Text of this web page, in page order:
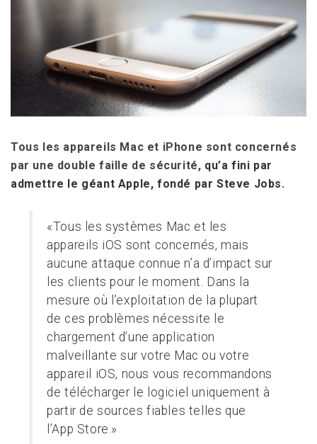
Tous les appareils Mac et iPhone sont concernés
par une double faille de sécurité, qu’a fini par
admettre le géant Apple, fondé par Steve Jobs.
«Tous les systèmes Mac et les
appareils iOS sont concernés, mais
aucune attaque connue n’a d’impact sur
les clients pour le moment. Dans la
mesure où l’exploitation de la plupart
de ces problèmes nécessite le
chargement d’une application
malveillante sur votre Mac ou votre
appareil iOS, nous vous recommandons
de télécharger le logiciel uniquement à
partir de sources fiables telles que
l’App Store.»